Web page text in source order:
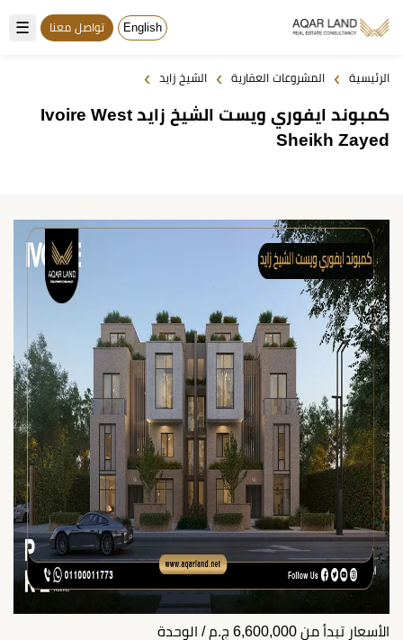
☰ English تواصل معنا
الرئيسية › المشروعات العقارية › الشيخ زايد ›
كمبوند ايفوري ويست الشيخ زايد Ivoire West
Sheikh Zayed
الأسعار تبدأ من 6,600,000 ج.م / الوحدة